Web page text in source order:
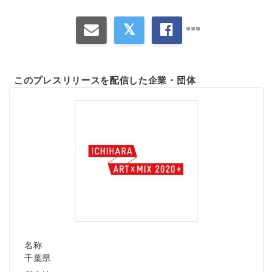
このプレスリリースを配信した企業・団体
名称
千葉県